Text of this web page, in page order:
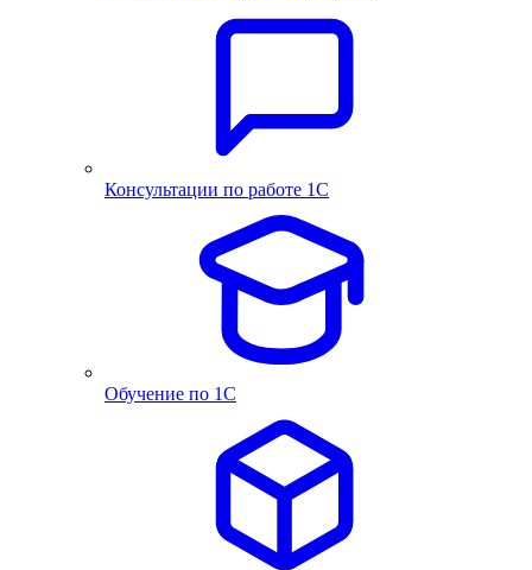
Консультации по работе 1С
Обучение по 1С